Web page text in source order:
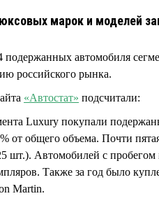
марок и моделей
автомобиля
российского рынка.
«Автостат» подсчитали:
Luxury покупали
от общего объема. Почти
шт.). Автомобилей с
Также за год было
Martin.